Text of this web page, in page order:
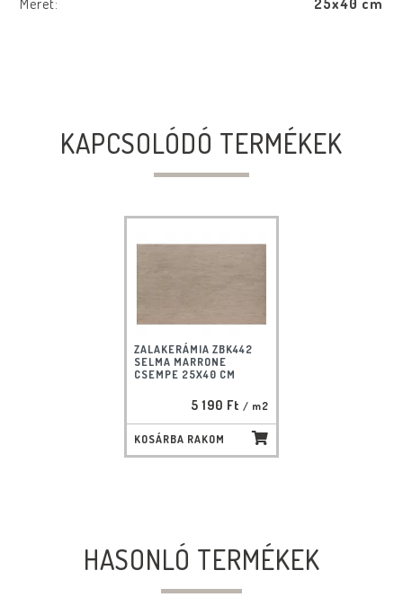
Méret: 25x40 cm
KAPCSOLÓDÓ TERMÉKEK
ZALAKERÁMIA ZBK442
SELMA MARRONE
CSEMPE 25X40 CM
5 190 Ft / m2
KOSÁRBA RAKOM
HASONLÓ TERMÉKEK